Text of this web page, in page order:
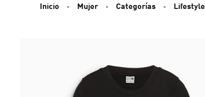
Inicio Mujer Categorías Lifestyle